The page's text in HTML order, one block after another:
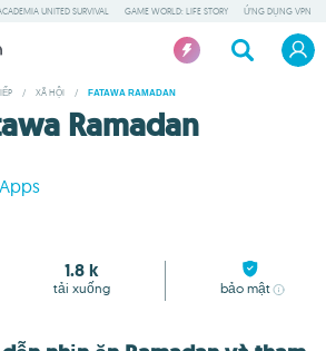
UNITED SURVIVAL GAME WORLD: LIFE STORY ỨNG DỤNG VPN
/ XÃ HỘI / FATAWA RAMADAN
Ramadan
1.8 k
tải xuống bảo mật